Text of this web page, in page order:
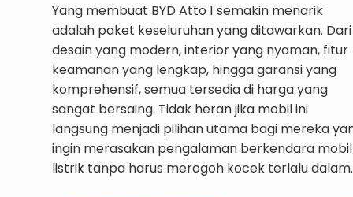
Yang membuat BYD Atto 1 semakin menarik
adalah paket keseluruhan yang ditawarkan. Dari
desain yang modern, interior yang nyaman, fitur
keamanan yang lengkap, hingga garansi yang
komprehensif, semua tersedia di harga yang
sangat bersaing. Tidak heran jika mobil ini
langsung menjadi pilihan utama bagi mereka
ingin merasakan pengalaman berkendara mobil
listrik tanpa harus merogoh kocek terlalu dalam.